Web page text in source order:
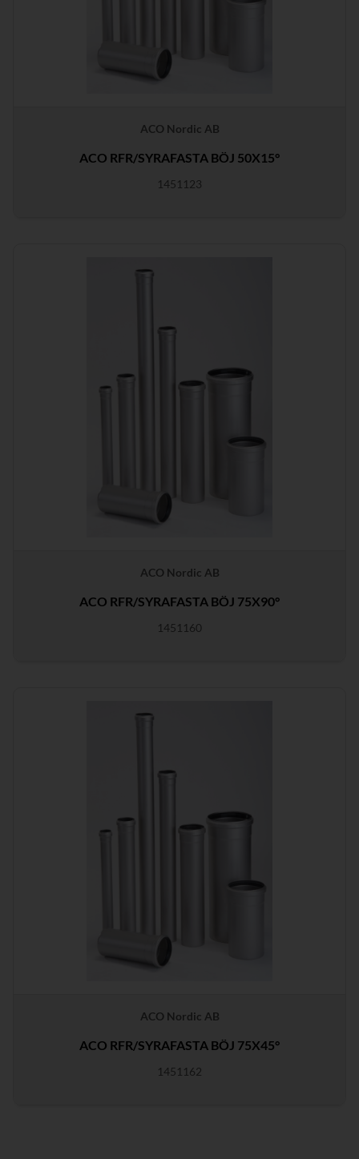
ACO Nordic AB
ACO RFR/SYRAFASTA BÖJ 50X15°
1451123
ACO Nordic AB
ACO RFR/SYRAFASTA BÖJ 75X90°
1451160
ACO Nordic AB
ACO RFR/SYRAFASTA BÖJ 75X45°
1451162